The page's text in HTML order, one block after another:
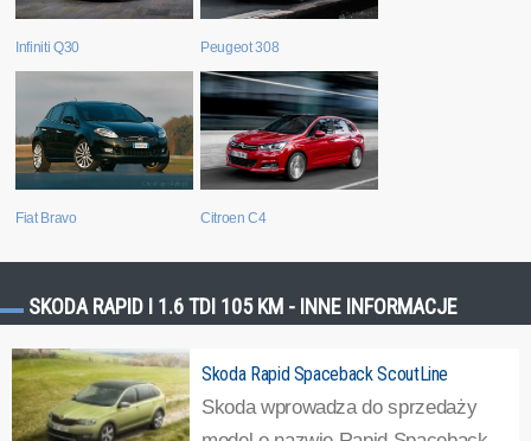
Infiniti Q30 Peugeot 308
Fiat Bravo Citroen C4
SKODA RAPID I 1.6 TDI 105 KM - INNE INFORMACJE
Skoda Rapid Spaceback ScoutLine
Skoda wprowadza do sprzedaży